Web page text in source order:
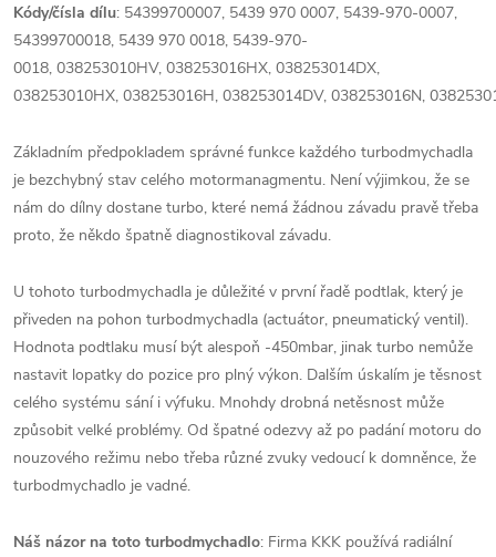
Kódy/čísla dílu: 54399700007, 5439 970 0007, 5439-970-0007,
54399700018, 5439 970 0018, 5439-970-
0018, 038253010HV, 038253016HX, 038253014DX,
038253010HX, 038253016H, 038253014DV, 038253016N,
Základním předpokladem správné funkce každého turbodmychadla
je bezchybný stav celého motormanagmentu. Není výjimkou, že se
nám do dílny dostane turbo, které nemá žádnou závadu pravě třeba
proto, že někdo špatně diagnostikoval závadu.
U tohoto turbodmychadla je důležité v první řadě podtlak, který je
přiveden na pohon turbodmychadla (actuátor, pneumatický ventil).
Hodnota podtlaku musí být alespoň -450mbar, jinak turbo nemůže
nastavit lopatky do pozice pro plný výkon. Dalším úskalím je těsnost
celého systému sání i výfuku. Mnohdy drobná netěsnost může
způsobit velké problémy. Od špatné odezvy až po padání motoru do
nouzového režimu nebo třeba různé zvuky vedoucí k domněnce, že
turbodmychadlo je vadné.
Náš názor na toto turbodmychadlo: Firma KKK používá radiální